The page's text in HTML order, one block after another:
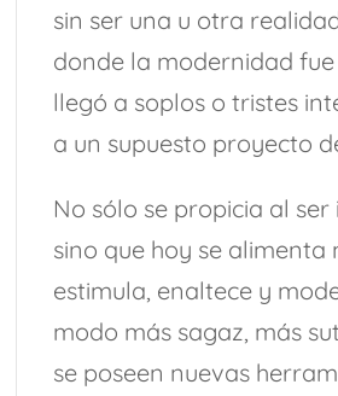
sin ser una u otra
donde la modernidad
llegó a soplos o tristes
a un supuesto proyecto
No sólo se propicia al
sino que hoy se alimenta
estimula, enaltece y
modo más sagaz, más
se poseen nuevas